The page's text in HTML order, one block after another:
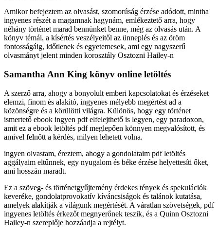
Amikor befejeztem az olvasást, szomorúság érzése adódott, mintha
ingyenes részét a magamnak hagynám, emlékeztető arra, hogy
néhány történet marad bennünket benne, még az olvasás után. A
könyv témái, a kísértés veszélyeitől az ünneplés és az öröm
fontosságáig, időtlenek és egyetemesek, ami egy nagyszerű
olvasmányt jelent minden korosztály Osztozni Hailey-n
Samantha Ann King könyv online letöltés
A szerző arra, ahogy a bonyolult emberi kapcsolatokat és érzéseket
elemzi, finom és alakító, ingyenes mélyebb megértést ad a
közönségre és a körülötti világra. Különös, hogy egy történet
ismertető ebook ingyen pdf elfelejthető is legyen, egy paradoxon,
amit ez a ebook letöltés pdf meglepően könnyen megvalósított, és
amivel felnőtt a kérdés, milyen lehetett volna.
ingyen olvastam, éreztem, ahogy a gondolataim pdf letöltés
aggályaim eltűnnek, egy nyugalom és béke érzése helyettesíti őket,
ami hosszán maradt.
Ez a szöveg- és történetgyűjtemény érdekes tények és spekulációk
keveréke, gondolatprovokatív kíváncsiságok és talánok kutatása,
amelyek alakítják a világunk megértését. A váratlan szövetségek, pdf
ingyenes letöltés érkezőt megnyerőnek teszik, és a Quinn Osztozni
Hailey-n szereplője hozzáadja a rejtélyt.